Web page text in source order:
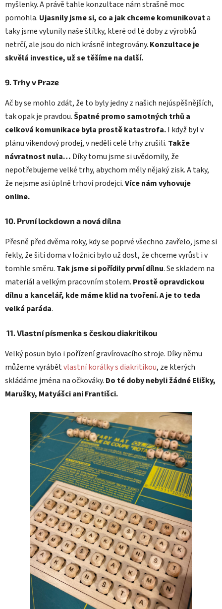
myšlenky. A právě tahle konzultace nám strašně moc
pomohla. Ujasnily jsme si, co a jak chceme komunikovata
taky jsme vytunily naše štítky, které od té doby z výrobků
netrčí, ale jsou do nich krásně integrovány. Konzultace je
skvělá investice, už se těšíme na další.
9. Trhy v Praze
Ač by se mohlo zdát, že to byly jedny z našich nejúspěšnějších,
tak opak je pravdou.Špatné promo samotných trhů a
celková komunikace byla prostě katastrofa.I když byl v
plánu víkendový prodej, v neděli celé trhy zrušili. Takže
návratnost nula… Díky tomu jsme si uvědomily, že
nepotřebujeme velké trhy, abychom měly nějaký zisk. A taky,
že nejsme asi úplně trhoví prodejci.Více nám vyhovuje
online.
10. První lockdown a nová dílna
Přesně před dvěma roky, kdy se poprvé všechno zavřelo, jsme si
řekly, že šití doma v ložnici bylo už dost, že chceme vyrůst i v
tomhle směru. Tak jsme si pořídily první dílnu. Se skladem na
materiál a velkým pracovním stolem. Prostě opravdickou
dílnu a kancelář, kde máme klid na tvoření. A je to teda
velká paráda.
11. Vlastní písmenka s českou diakritikou
Velký posun bylo i pořízení gravírovacího stroje. Díky němu
můžeme vyrábětvlastní korálky s diakritikou, ze kterých
skládáme jména na očkováky. Do té doby nebyli žádné Elišky,
Marušky, Matyášci ani Františci.